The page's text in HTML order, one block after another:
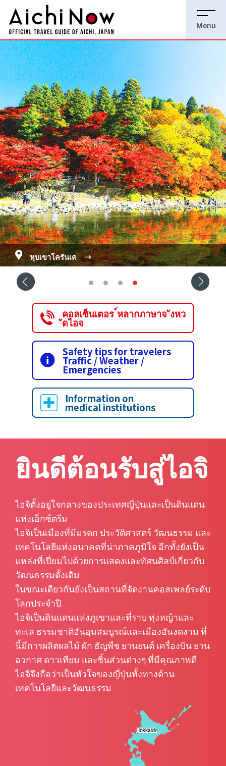
ปราสาทอินุยามะ สมบัติประจำชาติ →
→
→
หุบเขาโครันเค →
คอลเซ็นเตอร ์หลากภาษาจ ังหว
ัดไอจ
Safety tips for travelers
Traffic / Weather /
Emergencies
Information on
medical institutions
ยินดีต้อนรับสู่ไอจิ
ไอจิตั้งอยู่ใจกลางของประเทศญี่ปุ่นและเป็นดินแดน
แห่งเอ็กซ์ตรีม
ไอจิเป็นเมืองที่มีมรดก ประวัติศาสตร์ วัฒนธรรม และ
เทคโนโลยีแห่งอนาคตที่น่าภาคภูมิใจ อีกทั้งยังเป็น
แหล่งที่เปี่ยมไปด้วยการแสดงและทัศนศิลป์เกี่ยวกับ
วัฒนธรรมดั้งเดิม
ในขณะเดียวกันยังเป็นสถานที่จัดงานคอสเพลย์ระดับ
โลกประจำปี
ไอจิเป็นดินแดนแห่งภูเขาและที่ราบ ทุ่งหญ้าและ
ทะเล ธรรมชาติอันอุมสมบูรณ์และเมืองอันงดงาม ที่
นี้มีการผลิตผลไม้ ผัก ธัญพืช ยานยนต์ เครื่องบิน ยาน
อวกาศ ดาวเทียม และชิ้นส่วนต่างๆ ที่มีคุณภาพดี
ไอจิจึงถือว่าเป็นหัวใจของญี่ปุ่นทั้งทางด้าน
เทคโนโลยีและวัฒนธรรม